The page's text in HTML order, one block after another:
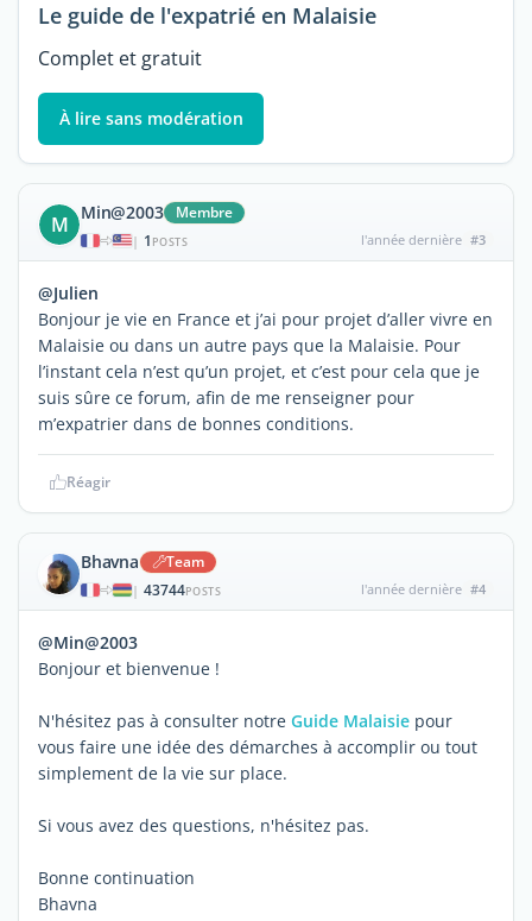
Le guide de l'expatrié en Malaisie
Complet et gratuit
À lire sans modération
M Min@2003 Membre
| 1 POSTS l'année dernière #3
@Julien
Bonjour je vie en France et j’ai pour projet d’aller vivre en
Malaisie ou dans un autre pays que la Malaisie. Pour
l’instant cela n’est qu’un projet, et c’est pour cela que je
suis sûre ce forum, afin de me renseigner pour
m’expatrier dans de bonnes conditions.
Réagir
Bhavna Team
| 43744POSTS l'année dernière #4
@Min@2003
Bonjour et bienvenue !
N'hésitez pas à consulter notre Guide Malaisie pour
vous faire une idée des démarches à accomplir ou tout
simplement de la vie sur place.
Si vous avez des questions, n'hésitez pas.
Bonne continuation
Bhavna